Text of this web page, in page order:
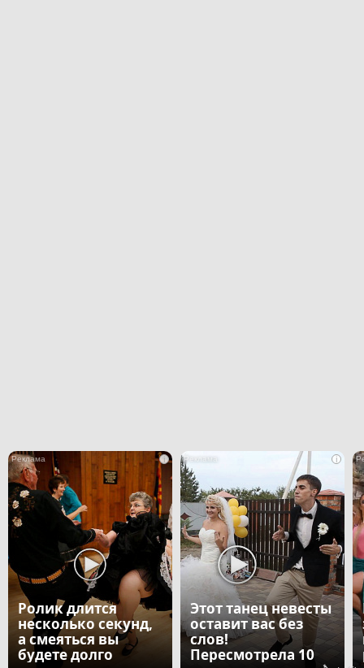
i
Ролик длится
несколько секунд,
а смеяться вы
будете долго
i
Этот танец невесты
оставит вас без
слов!
Пересмотрела 10